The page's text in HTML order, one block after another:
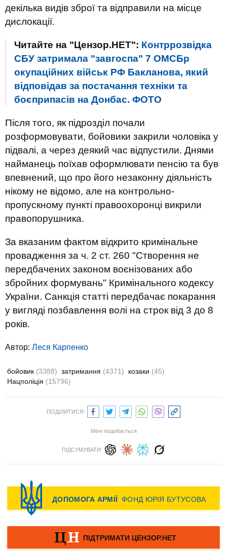
декілька видів зброї та відправили на місце
дислокації.
Читайте на "Цензор.НЕТ": Контррозвідка
СБУ затримала "завгоспа" 7 ОМСБр
окупаційних військ РФ Бакланова, який
відповідав за постачання техніки та
боєприпасів на Донбас. ФОТО
Після того, як підрозділ почали
розформовувати, бойовики закрили чоловіка у
підвалі, а через деякий час відпустили. Днями
найманець поїхав оформлювати пенсію та був
впевнений, що про його незаконну діяльність
нікому не відомо, але на контрольно-
пропускному пункті правоохоронці викрили
правопорушника.
За вказаним фактом відкрито кримінальне
провадження за ч. 2 ст. 260 "Створення не
передбачених законом воєнізованих або
збройних формувань" Кримінального кодексу
України. Санкція статті передбачає покарання
у вигляді позбавлення волі на строк від 3 до 8
років.
Автор: Леся Карпенко
бойовик (3388) затримання (4371) козаки (45)
Нацполіція (15796)
ПОДІЛИТИСЯ:
Мені подобається
ПІДСУМУВАТИ: